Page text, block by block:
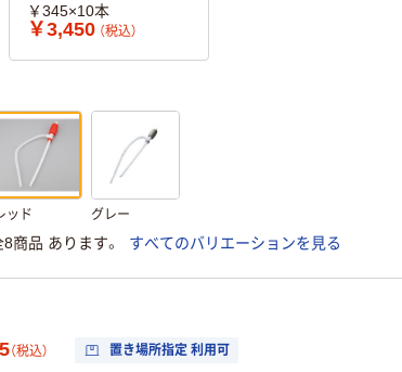
￥345×10本
￥3,450 （税込）
ッド グレー
8商品 あります。
すべてのバリエーションを見る
（税込） 置き場所指定 利用可